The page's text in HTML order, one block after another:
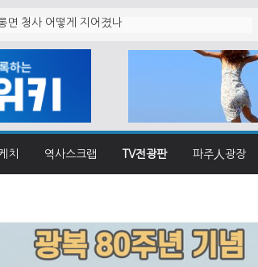
면 청사 어떻게 지어졌나
치 역사스크랩 TV전광판 파주人광장